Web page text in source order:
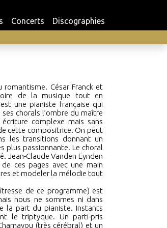
Concerts Discographies
romantisme. César Franck et
de la musique tout en
une pianiste française qui
chorals l’ombre du maître
complexe mais sans
cette compositrice. On peut
les transitions donnant un
plus passionnante. Le choral
Jean-Claude Vanden Eynden
ces pages avec une main
et modeler la mélodie tout
de ce programme) est
nous ne sommes ni dans
la part du pianiste. Instants
le triptyque. Un parti-pris
(très cérébral) et un